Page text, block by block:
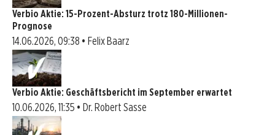
Verbio Aktie: 15-Prozent-Absturz trotz 180-Millionen-
Prognose
14.06.2026, 09:38 • Felix Baarz
Verbio Aktie: Geschäftsbericht im September erwartet
10.06.2026, 11:35 • Dr. Robert Sasse